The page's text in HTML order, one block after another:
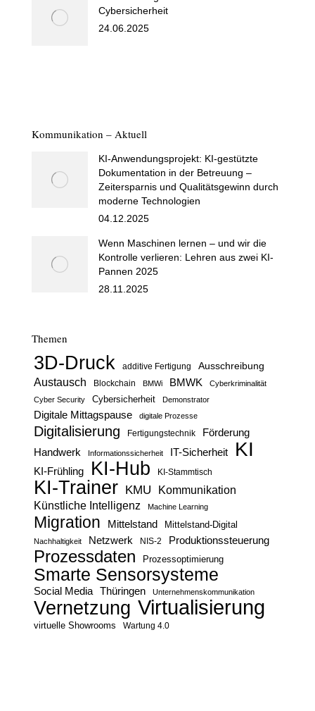
Cybersicherheit
24.06.2025
Kommunikation – Aktuell
KI-Anwendungsprojekt: KI-gestützte
Dokumentation in der Betreuung –
Zeitersparnis und Qualitätsgewinn durch
moderne Technologien
04.12.2025
Wenn Maschinen lernen – und wir die
Kontrolle verlieren: Lehren aus zwei KI-
Pannen 2025
28.11.2025
Themen
3D-Druck additive Fertigung Ausschreibung
Austausch Blockchain BMWi BMWK
Cyberkriminalität
Cyber Security
Cybersicherheit Demonstrator
Digitale Mittagspause digitale Prozesse
Digitalisierung Fertigungstechnik Förderung
Handwerk Informationssicherheit IT-Sicherheit KI
KI-Frühling KI-Hub KI-Stammtisch
KI-Trainer KMU
Kommunikation
Künstliche Intelligenz
Machine Learning
Migration Mittelstand Mittelstand-Digital
Nachhaltigkeit Netzwerk NIS-2 Produktionssteuerung
Prozessdaten Prozessoptimierung
Smarte Sensorsysteme
Social Media Thüringen Unternehmenskommunikation
Vernetzung Virtualisierung
virtuelle Showrooms Wartung 4.0